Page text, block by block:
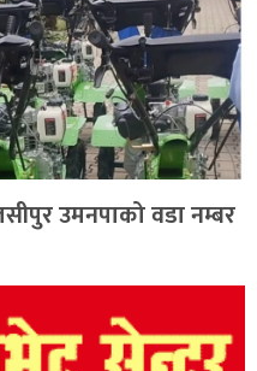
उमनपाको वडा नम्बर